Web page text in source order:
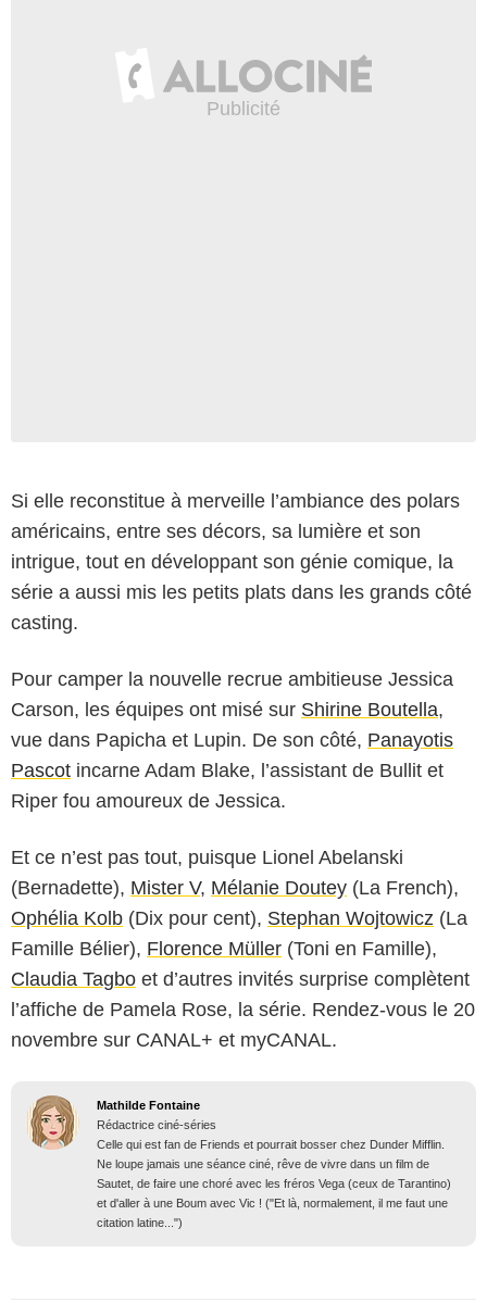
Si elle reconstitue à merveille l’ambiance des polars
américains, entre ses décors, sa lumière et son
intrigue, tout en développant son génie comique, la
série a aussi mis les petits plats dans les grands côté
casting.
Pour camper la nouvelle recrue ambitieuse Jessica
Carson, les équipes ont misé sur Shirine Boutella,
vue dans Papicha et Lupin. De son côté, Panayotis
Pascot incarne Adam Blake, l’assistant de Bullit et
Riper fou amoureux de Jessica.
Et ce n’est pas tout, puisque Lionel Abelanski
(Bernadette), Mister V, Mélanie Doutey (La French),
Ophélia Kolb (Dix pour cent), Stephan Wojtowicz (La
Famille Bélier), Florence Müller (Toni en Famille),
Claudia Tagbo et d’autres invités surprise complètent
l’affiche de Pamela Rose, la série. Rendez-vous le 20
novembre sur CANAL+ et myCANAL.
Mathilde Fontaine
Rédactrice ciné-séries
Celle qui est fan de Friends et pourrait bosser chez Dunder Mifflin.
Ne loupe jamais une séance ciné, rêve de vivre dans un film de
Sautet, de faire une choré avec les fréros Vega (ceux de Tarantino)
et d'aller à une Boum avec Vic ! ("Et là, normalement, il me faut une
citation latine...")